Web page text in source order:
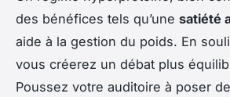
des bénéfices tels qu’une satiété
aide à la gestion du poids. En
vous créerez un débat plus
Poussez votre auditoire à poser